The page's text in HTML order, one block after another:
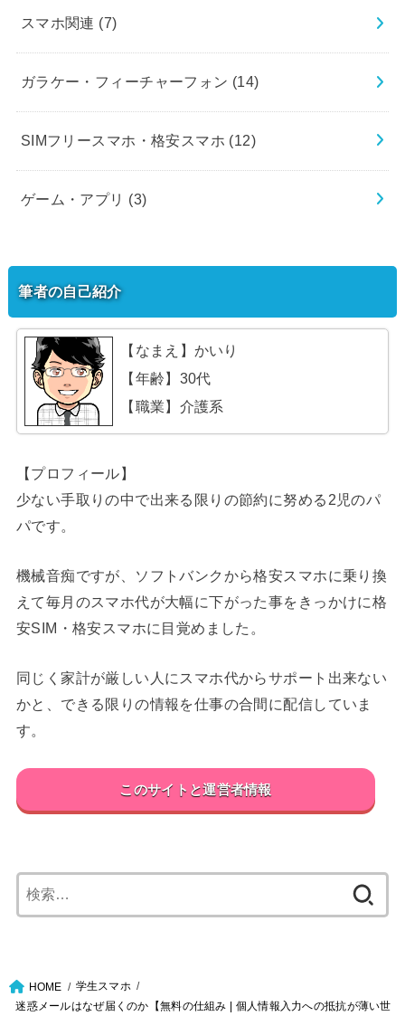
スマホ関連 (7)
ガラケー・フィーチャーフォン (14)
SIMフリースマホ・格安スマホ (12)
ゲーム・アプリ (3)
筆者の自己紹介
【なまえ】かいり
【年齢】30代
【職業】介護系
【プロフィール】
少ない手取りの中で出来る限りの節約に努める2児のパ
パです。
機械音痴ですが、ソフトバンクから格安スマホに乗り換
えて毎月のスマホ代が大幅に下がった事をきっかけに格
安SIM・格安スマホに目覚めました。
同じく家計が厳しい人にスマホ代からサポート出来ない
かと、できる限りの情報を仕事の合間に配信していま
す。
このサイトと運営者情報
索:
HOME
学生スマホ
迷惑メールはなぜ届くのか【無料の仕組み | 個人情報入力への抵抗が薄い世